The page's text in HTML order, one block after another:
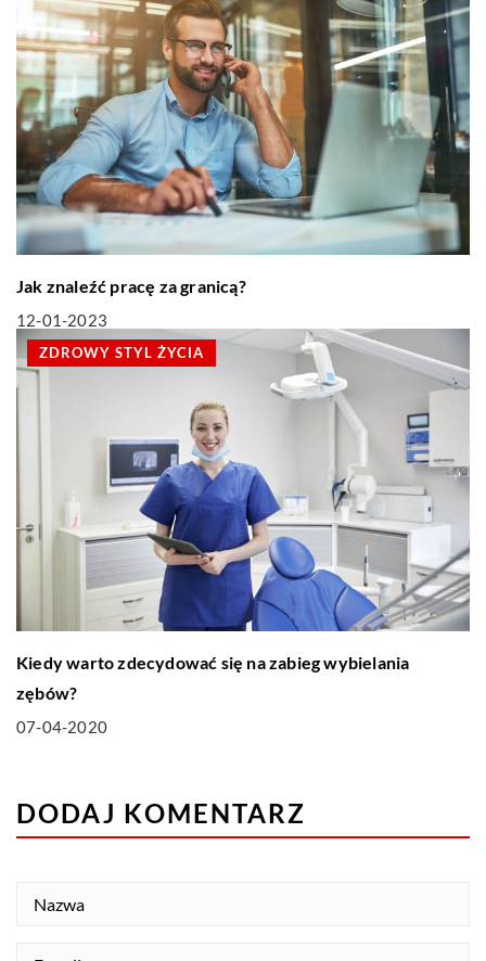
Jak znaleźć pracę za granicą?
12-01-2023
ZDROWY STYL ŻYCIA
Kiedy warto zdecydować się na zabieg wybielania
zębów?
07-04-2020
DODAJ KOMENTARZ